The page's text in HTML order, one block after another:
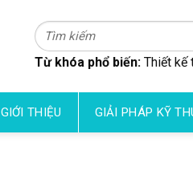
Tìm
kiếm:
Từ khóa phổ biến: Thiết kế
GIỚI THIỆU GIẢI PHÁP KỸ